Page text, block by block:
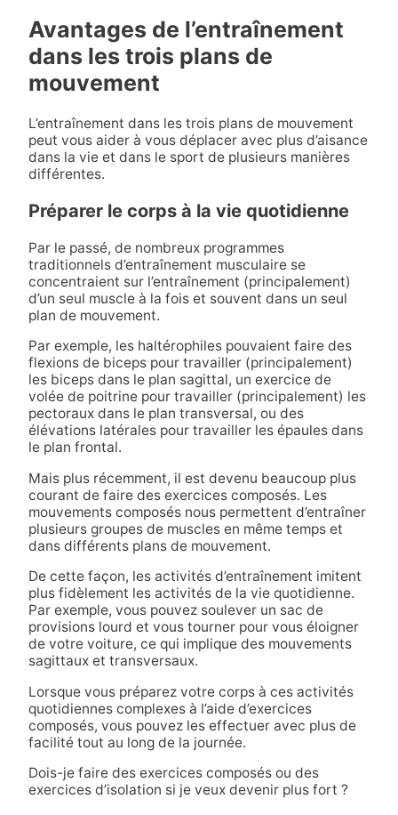
Avantages de l’entraînement
dans les trois plans de
mouvement
L’entraînement dans les trois plans de mouvement
peut vous aider à vous déplacer avec plus d’aisance
dans la vie et dans le sport de plusieurs manières
différentes.
Préparer le corps à la vie quotidienne
Par le passé, de nombreux programmes
traditionnels d’entraînement musculaire se
concentraient sur l’entraînement (principalement)
d’un seul muscle à la fois et souvent dans un seul
plan de mouvement.
Par exemple, les haltérophiles pouvaient faire des
flexions de biceps pour travailler (principalement)
les biceps dans le plan sagittal, un exercice de
volée de poitrine pour travailler (principalement) les
pectoraux dans le plan transversal, ou des
élévations latérales pour travailler les épaules dans
le plan frontal.
Mais plus récemment, il est devenu beaucoup plus
courant de faire des exercices composés. Les
mouvements composés nous permettent d’entraîner
plusieurs groupes de muscles en même temps et
dans différents plans de mouvement.
De cette façon, les activités d’entraînement imitent
plus fidèlement les activités de la vie quotidienne.
Par exemple, vous pouvez soulever un sac de
provisions lourd et vous tourner pour vous éloigner
de votre voiture, ce qui implique des mouvements
sagittaux et transversaux.
Lorsque vous préparez votre corps à ces activités
quotidiennes complexes à l’aide d’exercices
composés, vous pouvez les effectuer avec plus de
facilité tout au long de la journée.
Dois-je faire des exercices composés ou des
exercices d’isolation si je veux devenir plus fort ?